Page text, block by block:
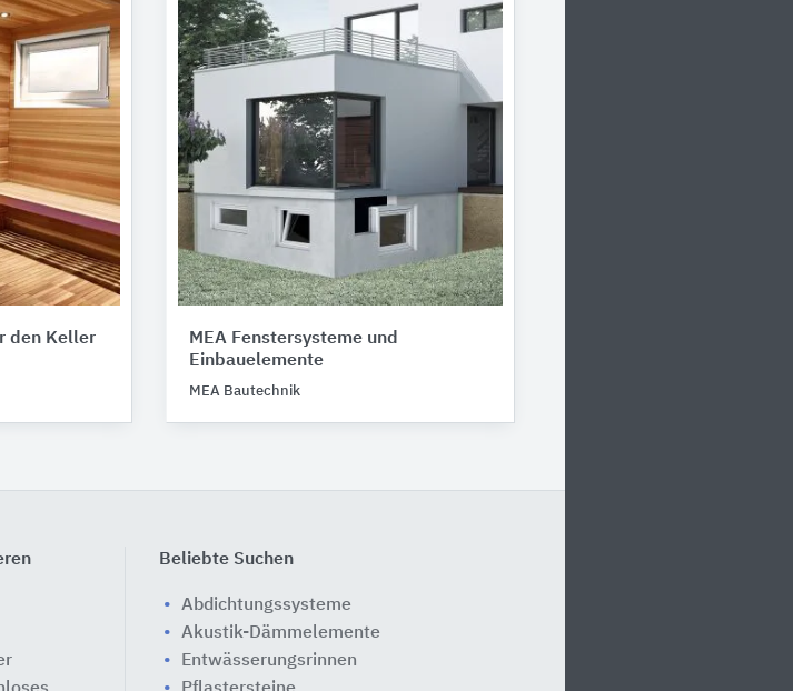
den Keller
MEA Fenstersysteme und
Einbauelemente
MEA Bautechnik
Beliebte Suchen
Abdichtungssysteme
Akustik-Dämmelemente
Entwässerungsrinnen